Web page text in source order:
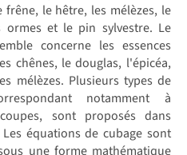
frêne, le hêtre, les mélèzes, le
ormes et le pin sylvestre. Le
concerne les essences
chênes, le douglas, l'épicéa,
mélèzes. Plusieurs types de
notamment à
sont proposés dans
équations de cubage sont
une forme mathématique